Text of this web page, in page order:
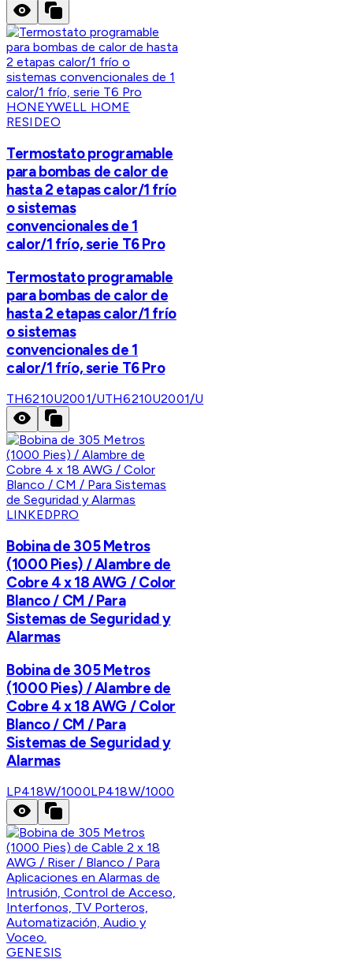
HONEYWELL HOME
RESIDEO
Termostato programable
para bombas de calor de
hasta 2 etapas calor/1 frío
o sistemas
convencionales de 1
calor/1 frío, serie T6 Pro
Termostato programable
para bombas de calor de
hasta 2 etapas calor/1 frío
o sistemas
convencionales de 1
calor/1 frío, serie T6 Pro
TH6210U2001/UTH6210U2001/U
LINKEDPRO
Bobina de 305 Metros
(1000 Pies) / Alambre de
Cobre 4 x 18 AWG / Color
Blanco / CM / Para
Sistemas de Seguridad y
Alarmas
Bobina de 305 Metros
(1000 Pies) / Alambre de
Cobre 4 x 18 AWG / Color
Blanco / CM / Para
Sistemas de Seguridad y
Alarmas
LP418W/1000LP418W/1000
GENESIS